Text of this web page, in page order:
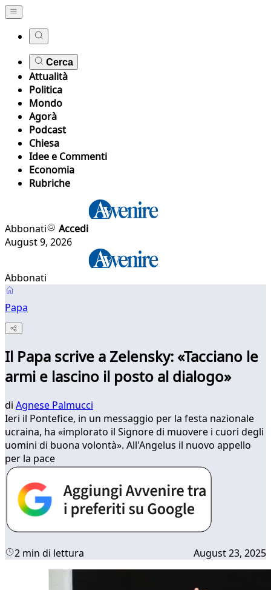
Cerca
Attualità
Politica
Mondo
Agorà
Podcast
Chiesa
Idee e Commenti
Economia
Rubriche
Abbonati
Accedi
August 9, 2026
Abbonati
Papa
Il Papa scrive a Zelensky: «Tacciano le
armi e lascino il posto al dialogo»
di Agnese Palmucci
Ieri il Pontefice, in un messaggio per la festa nazionale
ucraina, ha «implorato il Signore di muovere i cuori degli
uomini di buona volontà». All'Angelus il nuovo appello
per la pace
2 min di lettura August 23, 2025